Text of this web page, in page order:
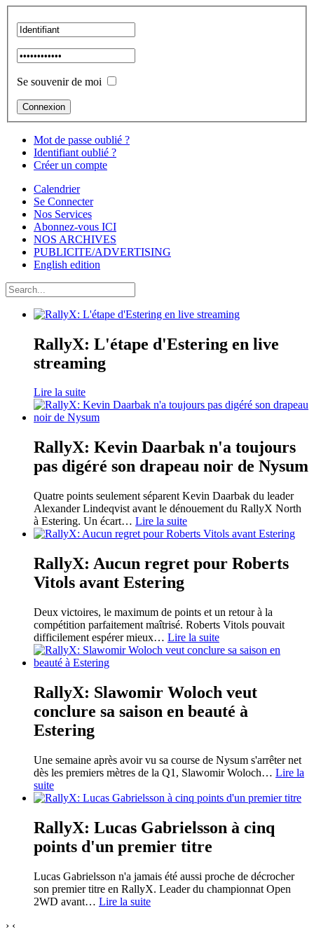
Se souvenir de moi
Mot de passe oublié ?
Identifiant oublié ?
Créer un compte
Calendrier
Se Connecter
Nos Services
Abonnez-vous ICI
NOS ARCHIVES
PUBLICITE/ADVERTISING
English edition
RallyX: L'étape d'Estering en live
streaming
Lire la suite
RallyX: Kevin Daarbak n'a toujours
pas digéré son drapeau noir de Nysum
Quatre points seulement séparent Kevin Daarbak du leader
Alexander Lindeqvist avant le dénouement du RallyX North
à Estering. Un écart… Lire la suite
RallyX: Aucun regret pour Roberts
Vitols avant Estering
Deux victoires, le maximum de points et un retour à la
compétition parfaitement maîtrisé. Roberts Vitols pouvait
difficilement espérer mieux… Lire la suite
RallyX: Slawomir Woloch veut
conclure sa saison en beauté à
Estering
Une semaine après avoir vu sa course de Nysum s'arrêter net
dès les premiers mètres de la Q1, Slawomir Woloch… Lire la
suite
RallyX: Lucas Gabrielsson à cinq
points d'un premier titre
Lucas Gabrielsson n'a jamais été aussi proche de décrocher
son premier titre en RallyX. Leader du championnat Open
2WD avant… Lire la suite
› ‹